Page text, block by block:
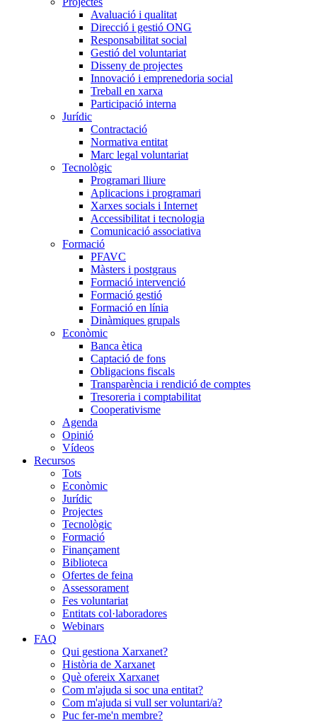
Avaluació i qualitat
Direcció i gestió ONG
Responsabilitat social
Gestió del voluntariat
Disseny de projectes
Innovació i emprenedoria social
Treball en xarxa
Participació interna
Jurídic
Contractació
Normativa entitat
Marc legal voluntariat
Tecnològic
Programari lliure
Aplicacions i programari
Xarxes socials i Internet
Accessibilitat i tecnologia
Comunicació associativa
Formació
PFAVC
Màsters i postgraus
Formació intervenció
Formació gestió
Formació en línia
Dinàmiques grupals
Econòmic
Banca ètica
Captació de fons
Obligacions fiscals
Transparència i rendició de comptes
Tresoreria i comptabilitat
Cooperativisme
Agenda
Opinió
Vídeos
Recursos
Tots
Econòmic
Jurídic
Projectes
Tecnològic
Formació
Finançament
Biblioteca
Ofertes de feina
Assessorament
Fes voluntariat
Entitats col·laboradores
Webinars
FAQ
Qui gestiona Xarxanet?
Història de Xarxanet
Què ofereix Xarxanet
Com m'ajuda si soc una entitat?
Com m'ajuda si vull ser voluntari/a?
Puc fer-me'n membre?